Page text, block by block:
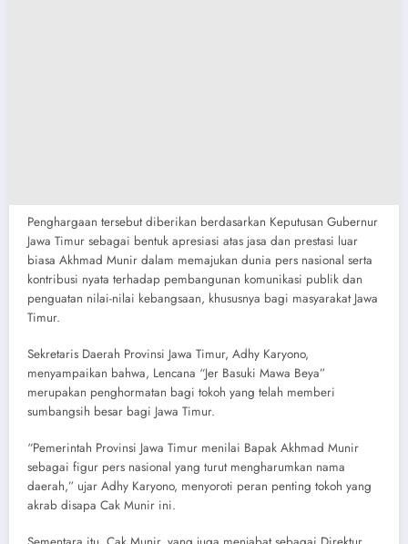
​Penghargaan tersebut diberikan berdasarkan Keputusan Gubernur
Jawa Timur sebagai bentuk apresiasi atas jasa dan prestasi luar
biasa Akhmad Munir dalam memajukan dunia pers nasional serta
kontribusi nyata terhadap pembangunan komunikasi publik dan
penguatan nilai-nilai kebangsaan, khususnya bagi masyarakat Jawa
Timur.
​Sekretaris Daerah Provinsi Jawa Timur, Adhy Karyono,
menyampaikan bahwa, Lencana “Jer Basuki Mawa Beya”
merupakan penghormatan bagi tokoh yang telah memberi
sumbangsih besar bagi Jawa Timur.
​“Pemerintah Provinsi Jawa Timur menilai Bapak Akhmad Munir
sebagai figur pers nasional yang turut mengharumkan nama
daerah,” ujar Adhy Karyono, menyoroti peran penting tokoh yang
akrab disapa Cak Munir ini.